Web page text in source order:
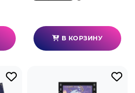
В КОРЗИНУ